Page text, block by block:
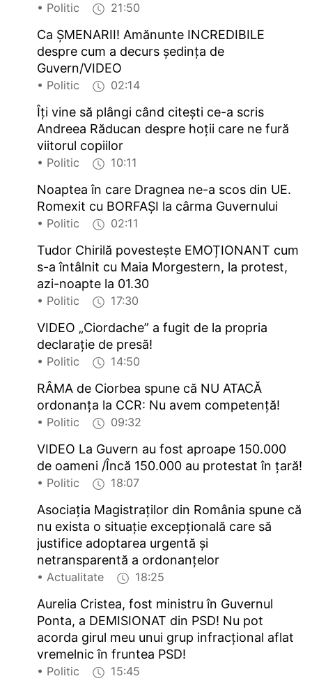
• Politic 21:50
Ca ȘMENARII! Amănunte INCREDIBILE
despre cum a decurs ședința de
Guvern/VIDEO
• Politic 02:14
Îți vine să plângi când citești ce-a scris
Andreea Răducan despre hoții care ne fură
viitorul copiilor
• Politic 10:11
Noaptea în care Dragnea ne-a scos din UE.
Romexit cu BORFAȘI la cârma Guvernului
• Politic 02:11
Tudor Chirilă povestește EMOȚIONANT cum
s-a întâlnit cu Maia Morgestern, la protest,
azi-noapte la 01.30
• Politic 17:30
VIDEO „Ciordache” a fugit de la propria
declarație de presă!
• Politic 14:50
RÂMA de Ciorbea spune că NU ATACĂ
ordonanța la CCR: Nu avem competență!
• Politic 09:32
VIDEO La Guvern au fost aproape 150.000
de oameni /Încă 150.000 au protestat în țară!
• Politic 18:07
Asociația Magistraților din România spune că
nu exista o situație excepțională care să
justifice adoptarea urgentă și
netransparentă a ordonanțelor
• Actualitate 18:25
Aurelia Cristea, fost ministru în Guvernul
Ponta, a DEMISIONAT din PSD! Nu pot
acorda girul meu unui grup infracțional aflat
vremelnic în fruntea PSD!
• Politic 15:45